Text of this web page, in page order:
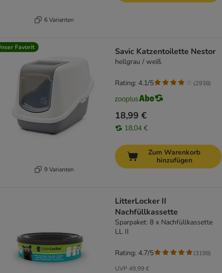
6 Varianten
Favorit
9 Varianten
Savic Katzentoilette Nestor
hellgrau / weiß
18,99 €
18,04 €
Rating: 4.1/5 (2938)
Zum Warenkorb
hinzufügen
LitterLocker II
Nachfüllkassette
Sparpaket: 8 x Nachfüllkassette
LL II
UVP 49,99 €
Rating: 4.7/5 (3198)